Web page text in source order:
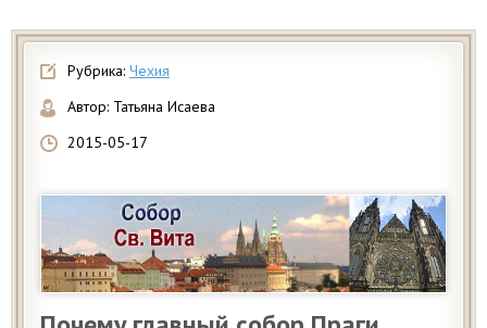
Рубрика: Чехия
Автор: Татьяна Исаева
2015-05-17